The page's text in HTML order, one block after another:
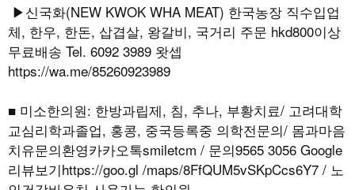
▶신국화(NEW KWOK WHA MEAT) 한국농장 직수입업
체, 한우, 한돈, 삽겹살, 왕갈비, 국거리 주문 hkd800이상
무료배송 Tel. 6092 3989 왓셉
https://wa.me/85260923989
■ 미소한의원: 한방과립제, 침, 추나, 부황치료/ 고려대학
교심리학과졸업, 홍콩, 중국등록중 의학전문의/ 몸과마음
치유문의환영카카오톡smiletcm / 문의9565 3056 Google
리뷰보기https://goo.gl /maps/8FfQUM5vSKpCcs6Y7 / 노